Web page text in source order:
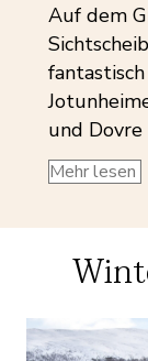
Auf dem
und
Mehr lesen